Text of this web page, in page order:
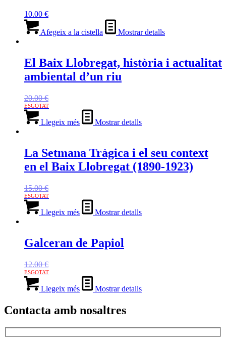
10.00 €
Afegeix a la cistella Mostrar detalls
El Baix Llobregat, història i actualitat
ambiental d’un riu
20.00€
Llegeix més Mostrar detalls
La Setmana Tràgica i el seu context
en el Baix Llobregat (1890-1923)
15.00€
Llegeix més Mostrar detalls
Galceran de Papiol
12.00€
Llegeix més Mostrar detalls
Contacta amb nosaltres